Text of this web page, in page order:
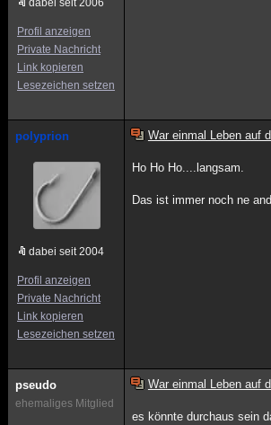
dabei seit 2006
Profil anzeigen
Private Nachricht
Link kopieren
Lesezeichen setzen
polyprion
dabei seit 2004
Profil anzeigen
Private Nachricht
Link kopieren
Lesezeichen setzen
War einmal Leben auf
Ho Ho Ho....langsam.
Das ist immer noch ne
pseudo
ehemaliges Mitglied
War einmal Leben auf
es könnte durchaus sein